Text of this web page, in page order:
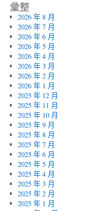
彙整
2026 年 8 月
2026 年 7 月
2026 年 6 月
2026 年 5 月
2026 年 4 月
2026 年 3 月
2026 年 2 月
2026 年 1 月
2025 年 12 月
2025 年 11 月
2025 年 10 月
2025 年 9 月
2025 年 8 月
2025 年 7 月
2025 年 6 月
2025 年 5 月
2025 年 4 月
2025 年 3 月
2025 年 2 月
2025 年 1 月